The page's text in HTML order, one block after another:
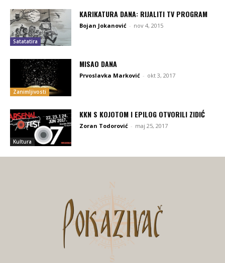
Satatatira
KARIKATURA DANA: RIJALITI TV PROGRAM
Bojan Jokanović - nov 4, 2015
Zanimljivosti
MISAO DANA
Prvoslavka Marković - okt 3, 2017
Kultura
KKN S KOJOTOM I EPILOG OTVORILI ZIDIĆ
Zoran Todorović - maj 25, 2017